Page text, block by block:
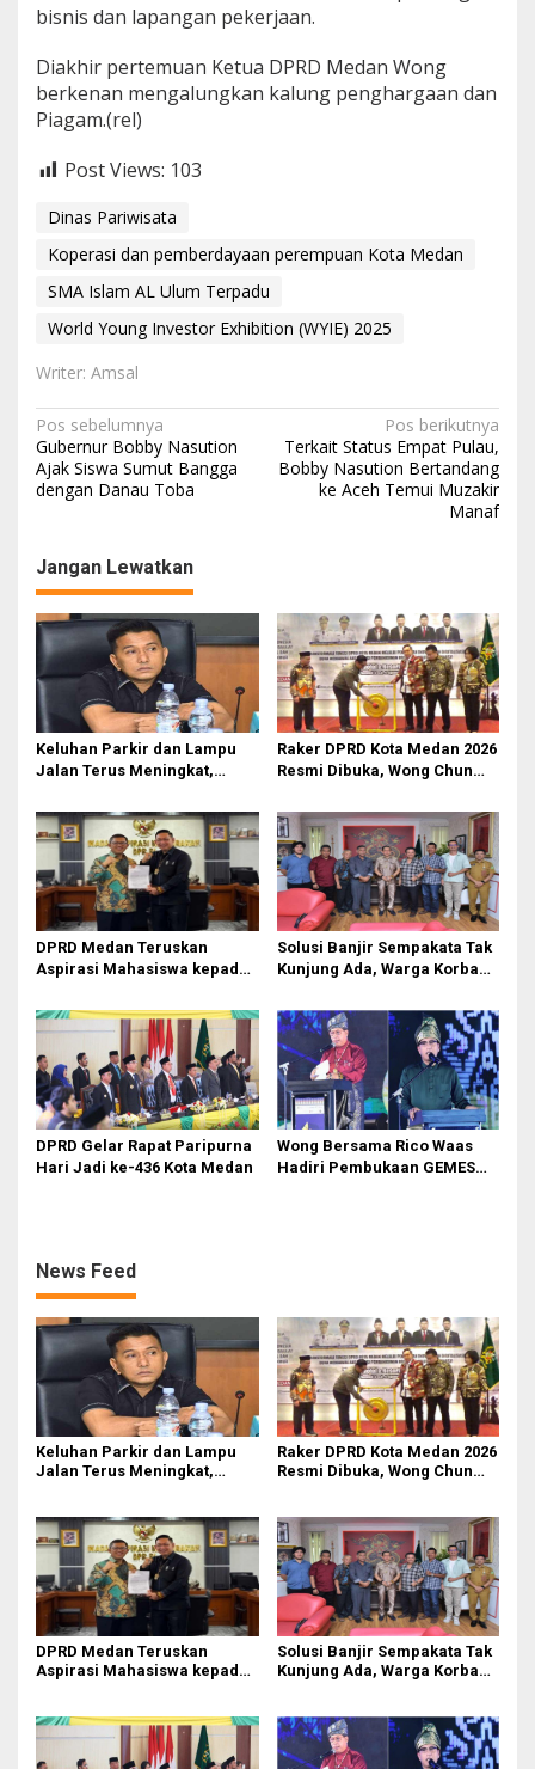
bisnis dan lapangan pekerjaan.
Diakhir pertemuan Ketua DPRD Medan Wong
berkenan mengalungkan kalung penghargaan dan
Piagam.(rel)
Post Views: 103
Dinas Pariwisata
Koperasi dan pemberdayaan perempuan Kota Medan
SMA Islam AL Ulum Terpadu
World Young Investor Exhibition (WYIE) 2025
Writer: Amsal
N
a
v
g
a
s
i
p
o
s
Pos sebelumnya
Gubernur Bobby Nasution
Ajak Siswa Sumut Bangga
dengan Danau Toba
Pos berikutnya
Terkait Status Empat Pulau,
Bobby Nasution Bertandang
ke Aceh Temui Muzakir
Manaf
Jangan Lewatkan
Keluhan Parkir dan Lampu
Jalan Terus Meningkat,
Waas Audit Dishub Medan
Raker DPRD Kota Medan 2026
Resmi Dibuka, Wong Chun
Digital
DPRD Medan Teruskan
Aspirasi Mahasiswa kepada
Masyarakat DPR RI
Solusi Banjir Sempakata Tak
Kunjung Ada, Warga Korban
Medan
DPRD Gelar Rapat Paripurna
Hari Jadi ke-436 Kota Medan
Wong Bersama Rico Waas
Hadiri Pembukaan GEMES
News Feed
Keluhan Parkir dan Lampu
Jalan Terus Meningkat,
Raker DPRD Kota Medan 2026
Resmi Dibuka, Wong Chun
DPRD Medan Teruskan
Aspirasi Mahasiswa kepada
Solusi Banjir Sempakata Tak
Kunjung Ada, Warga Korban